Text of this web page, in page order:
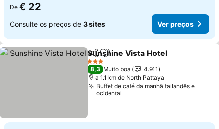
De € 22
Consulte os preços de 3 sites Ver preços
PartilharAdicionar aos favoritos
Sunshine Vista Hotel
3 Estrelas
8,3 Muito boa
4.911
a 1.1 km de North Pattaya
Buffet de café da manhã tailandês e
ocidental